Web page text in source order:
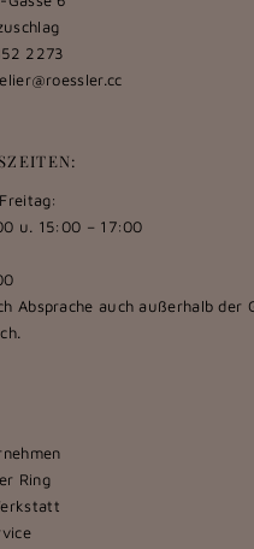
2273
u. 15:00 – 17:00
Absprache auch außerhalb der
Ring